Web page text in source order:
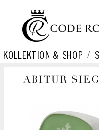
KOLLEKTION & SHOP
ABITUR